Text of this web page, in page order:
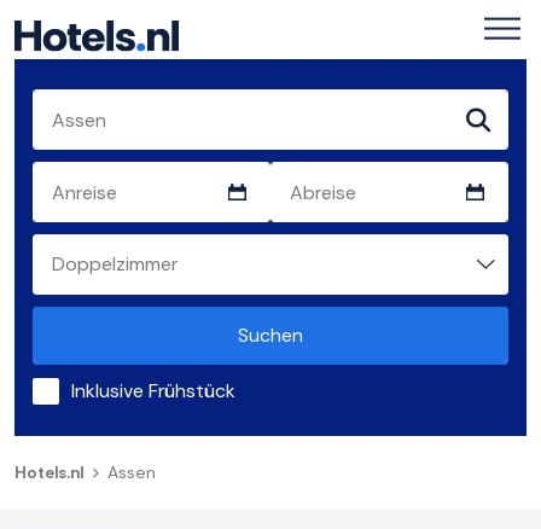
Suchen
Inklusive Frühstück
Hotels.nl Assen